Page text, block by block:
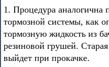
1. Процедура аналогична
тормозной системы, как
тормозную жидкость из
резиновой грушей.
выйдет при прокачке.